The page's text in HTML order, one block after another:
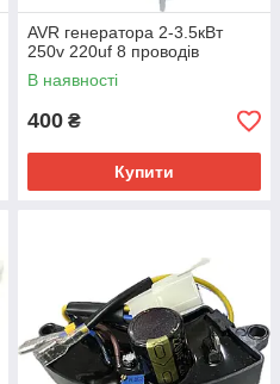
AVR генератора 2-3.5кВт
250v 220uf 8 проводів
В наявності
400 ₴
Купити